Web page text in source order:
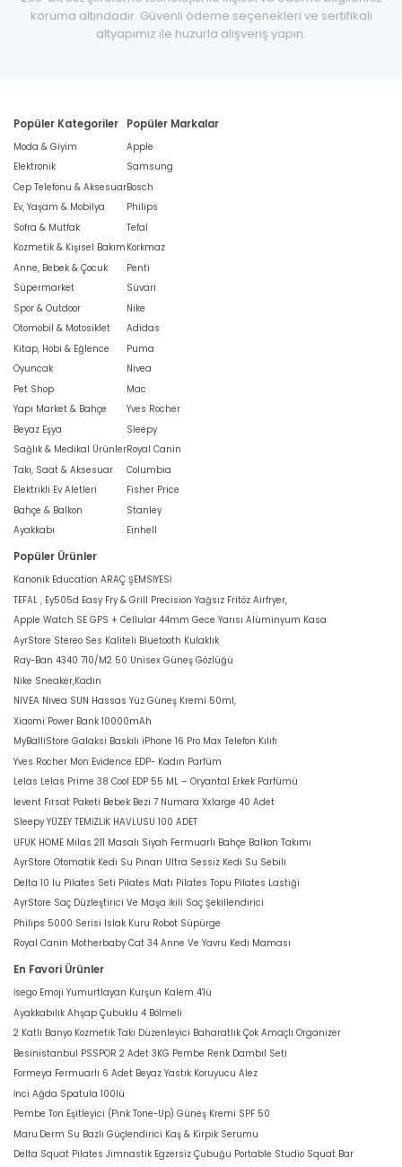
koruma altındadır. Güvenli ödeme seçenekleri ve sertifikalı
altyapımız ile huzurla alışveriş yapın.
Popüler Kategoriler
Moda & Giyim
Elektronik
Cep Telefonu & Aksesuar
Ev, Yaşam & Mobilya
Sofra & Mutfak
Kozmetik & Kişisel Bakım
Anne, Bebek & Çocuk
Süpermarket
Spor & Outdoor
Otomobil & Motosiklet
Kitap, Hobi & Eğlence
Oyuncak
Pet Shop
Yapı Market & Bahçe
Beyaz Eşya
Sağlık & Medikal Ürünler
Takı, Saat & Aksesuar
Elektrikli Ev Aletleri
Bahçe & Balkon
Ayakkabı
Popüler Markalar
Apple
Samsung
Bosch
Philips
Tefal
Korkmaz
Penti
Süvari
Nike
Adidas
Puma
Nivea
Mac
Yves Rocher
Sleepy
Royal Canin
Columbia
Fisher Price
Stanley
Einhell
Popüler Ürünler
Kanonik Education ARAÇ ŞEMSİYESİ
TEFAL , Ey505d Easy Fry & Grill Precision Yağsız Fritöz Airfryer,
Apple Watch SE GPS + Cellular 44mm Gece Yarısı Alüminyum Kasa
AyrStore Stereo Ses Kaliteli Bluetooth Kulaklık
Ray-Ban 4340 710/M2 50 Unisex Güneş Gözlüğü
Nike Sneaker,Kadın
NIVEA Nivea SUN Hassas Yüz Güneş Kremi 50ml,
Xiaomi Power Bank 10000mAh
MyBalliStore Galaksi Baskılı iPhone 16 Pro Max Telefon Kılıfı
Yves Rocher Mon Evidence EDP- Kadın Parfüm
Lelas Lelas Prime 38 Cool EDP 55 ML – Oryantal Erkek Parfümü
levent Fırsat Paketi Bebek Bezi 7 Numara Xxlarge 40 Adet
Sleepy YÜZEY TEMİZLİK HAVLUSU 100 ADET
UFUK HOME Milas 211 Masalı Siyah Fermuarlı Bahçe Balkon Takımı
AyrStore Otomatik Kedi Su Pınarı Ultra Sessiz Kedi Su Sebili
Delta 10 lu Pilates Seti Pilates Matı Pilates Topu Pilates Lastiği
AyrStore Saç Düzleştirici Ve Maşa İkili Saç Şekillendirici
Philips 5000 Serisi Islak Kuru Robot Süpürge
Royal Canin Motherbaby Cat 34 Anne Ve Yavru Kedi Maması
En Favori Ürünler
İsego Emoji Yumurtlayan Kurşun Kalem 4'lü
Ayakkabılık Ahşap Çubuklu 4 Bölmeli
2 Katlı Banyo Kozmetik Takı Düzenleyici Baharatlık Çok Amaçlı Organizer
Besinistanbul PSSPOR 2 Adet 3KG Pembe Renk Dambıl Seti
Formeya Fermuarlı 6 Adet Beyaz Yastık Koruyucu Alez
İnci Ağda Spatula 100lü
Pembe Ton Eşitleyici (Pink Tone-Up) Güneş Kremi SPF 50
Maru.Derm Su Bazlı Güçlendirici Kaş & Kirpik Serumu
Delta Squat Pilates Jimnastik Egzersiz Çubuğu Portable Studio Squat Bar